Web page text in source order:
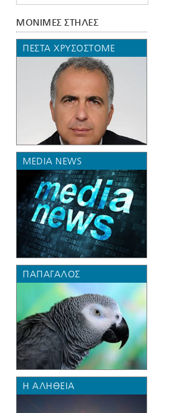
ΜΟΝΙΜΕΣ ΣΤΗΛΕΣ
ΠΈΣΤΑ ΧΡΥΣΌΣΤΟΜΕ
MEDIA NEWS
ΠΑΠΑΓΆΛΟΣ
Η ΑΛΉΘΕΙΑ